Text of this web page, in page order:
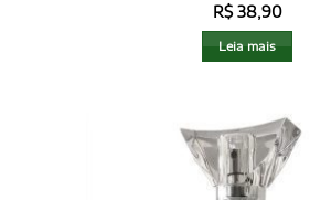
Avaliação5
de 5
R$38,90
Leia mais